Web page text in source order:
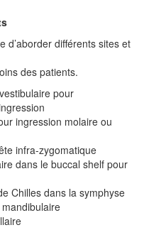
d’aborder différents sites et
des patients.
pour
ingression molaire ou
infra-zygomatique
dans le buccal shelf pour
Chilles dans la symphyse